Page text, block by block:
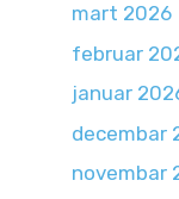
mart 2026
februar
januar
decembar
novembar